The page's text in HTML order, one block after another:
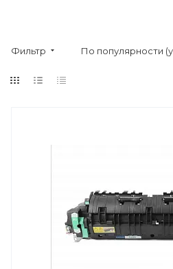
Фильтр По популярности